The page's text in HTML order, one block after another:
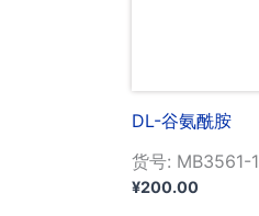
DL-谷氨酰胺
货号: MB3561-1
¥200.00